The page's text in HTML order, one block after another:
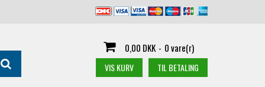
0,00 DKK - 0 vare(r)
VIS KURV TIL BETALING